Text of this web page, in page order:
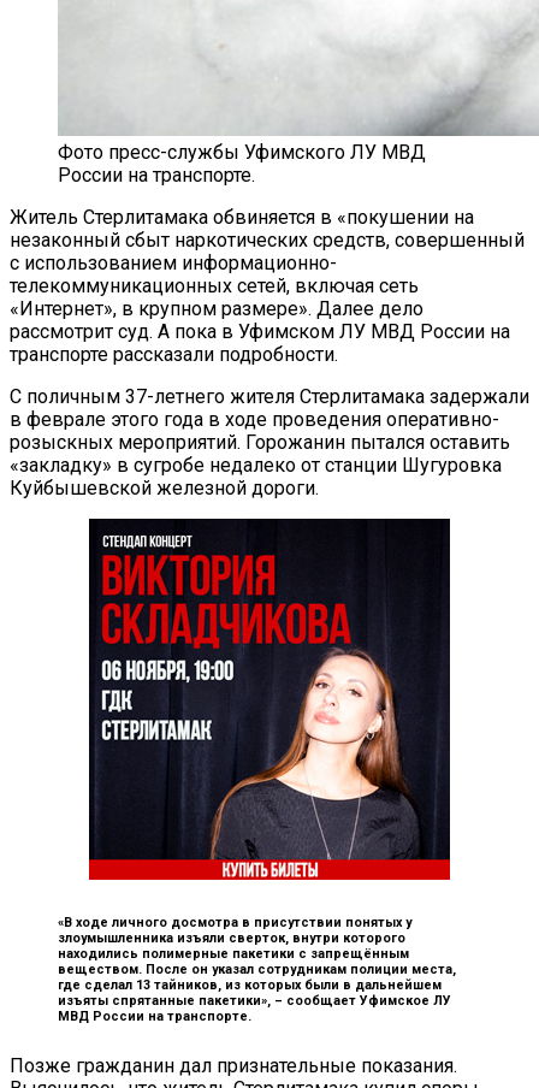
Фото пресс-службы Уфимского ЛУ МВД
России на транспорте.
Житель Стерлитамака обвиняется в «покушении на
незаконный сбыт наркотических средств, совершенный
с использованием информационно-
телекоммуникационных сетей, включая сеть
«Интернет», в крупном размере». Далее дело
рассмотрит суд. А пока в Уфимском ЛУ МВД России на
транспорте рассказали подробности.
С поличным 37-летнего жителя Стерлитамака задержали
в феврале этого года в ходе проведения оперативно-
розыскных мероприятий. Горожанин пытался оставить
«закладку» в сугробе недалеко от станции Шугуровка
Куйбышевской железной дороги.
«В ходе личного досмотра в присутствии понятых у
злоумышленника изъяли сверток, внутри которого
находились полимерные пакетики с запрещённым
веществом. После он указал сотрудникам полиции места,
где сделал 13 тайников, из которых были в дальнейшем
изъяты спрятанные пакетики», – сообщает Уфимское ЛУ
МВД России на транспорте.
Позже гражданин дал признательные показания.